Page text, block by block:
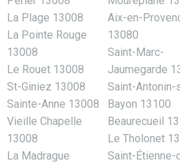
La Plage 13008
La Pointe Rouge
13008
Le Rouet 13008
St-Giniez 13008
Sainte-Anne 13008
Vieille Chapelle
13008
La Madrague
Aix-en-
13080
Saint-Marc-
Jaumegarde
Saint-Antonin-
Bayon 13100
Beaurecueil
Le Tholonet
Saint-Étienne-